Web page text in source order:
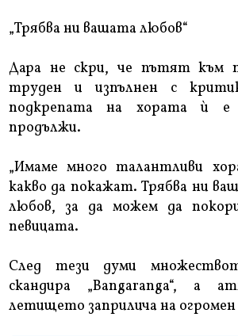
„Трябва ни вашата любов“
Дара не скри, че пътят към
труден и изпълнен с
подкрепата на хората ѝ е
продължи.
„Имаме много талантливи
какво да покажат. Трябва ни
любов, за да можем да
певицата.
След тези думи
скандира „Bangaranga“, а
летището заприлича на